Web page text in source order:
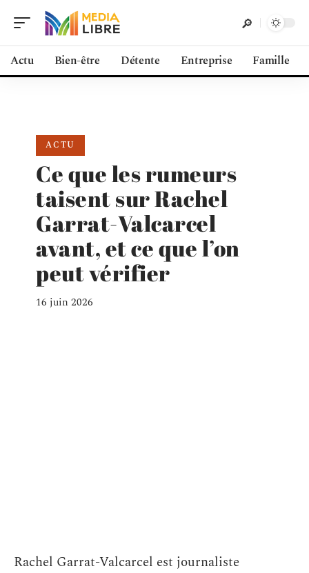
Actu Bien-être Détente Entreprise Famille
ACTU
Ce que les rumeurs
taisent sur Rachel
Garrat-Valcarcel
avant, et ce que l’on
peut vérifier
16 juin 2026
Rachel Garrat-Valcarcel est journaliste